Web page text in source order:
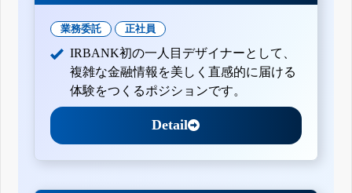
業務委託 正社員
IRBANK初の一人目デザイナーとして、
複雑な金融情報を美しく直感的に届ける
体験をつくるポジションです。
Detail